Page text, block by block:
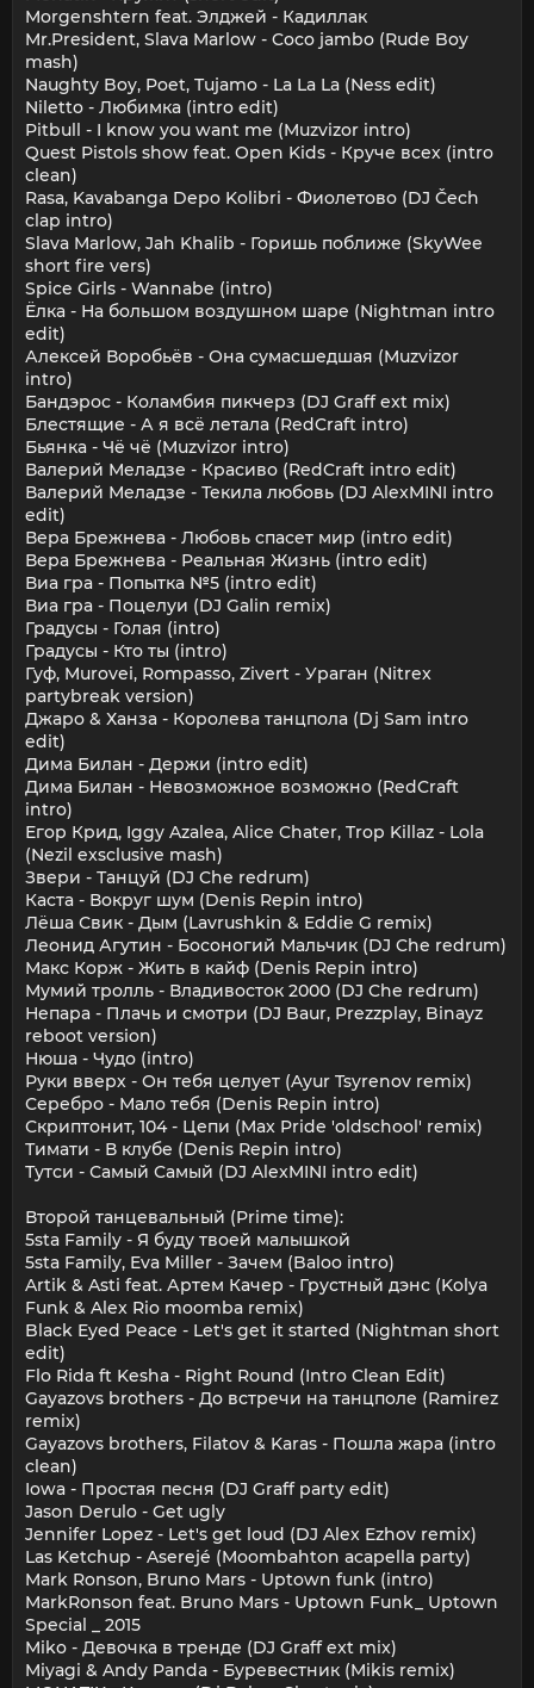
Morgenshtern feat. Элджей - Кадиллак
Mr.President, Slava Marlow - Coco jambo (Rude Boy
mash)
Naughty Boy, Poet, Tujamo - La La La (Ness edit)
Niletto - Любимка (intro edit)
Pitbull - I know you want me (Muzvizor intro)
Quest Pistols show feat. Open Kids - Круче всех (intro
clean)
Rasa, Kavabanga Depo Kolibri - Фиолетово (DJ Čech
clap intro)
Slava Marlow, Jah Khalib - Горишь поближе (SkyWee
short fire vers)
Spice Girls - Wannabe (intro)
Ёлка - На большом воздушном шаре (Nightman intro
edit)
Алексей Воробьёв - Она сумасшедшая (Muzvizor
intro)
Бандэрос - Коламбия пикчерз (DJ Graff ext mix)
Блестящие - А я всё летала (RedCraft intro)
Бьянка - Чё чё (Muzvizor intro)
Валерий Меладзе - Красиво (RedCraft intro edit)
Валерий Меладзе - Текила любовь (DJ AlexMINI intro
edit)
Вера Брежнева - Любовь спасет мир (intro edit)
Вера Брежнева - Реальная Жизнь (intro edit)
Виа гра - Попытка №5 (intro edit)
Виа гра - Поцелуи (DJ Galin remix)
Градусы - Голая (intro)
Градусы - Кто ты (intro)
Гуф, Murovei, Rompasso, Zivert - Ураган (Nitrex
partybreak version)
Джаро & Ханза - Королева танцпола (Dj Sam intro
edit)
Дима Билан - Держи (intro edit)
Дима Билан - Невозможное возможно (RedCraft
intro)
Егор Крид, Iggy Azalea, Alice Chater, Trop Killaz - Lola
(Nezil exsclusive mash)
Звери - Танцуй (DJ Che redrum)
Каста - Вокруг шум (Denis Repin intro)
Лёша Свик - Дым (Lavrushkin & Eddie G remix)
Леонид Агутин - Босоногий Мальчик (DJ Che redrum)
Макс Корж - Жить в кайф (Denis Repin intro)
Мумий тролль - Владивосток 2000 (DJ Che redrum)
Непара - Плачь и смотри (DJ Baur, Prezzplay, Binayz
reboot version)
Нюша - Чудо (intro)
Руки вверх - Он тебя целует (Ayur Tsyrenov remix)
Серебро - Мало тебя (Denis Repin intro)
Скриптонит, 104 - Цепи (Max Pride 'oldschool' remix)
Тимати - В клубе (Denis Repin intro)
Тутси - Самый Самый (DJ AlexMINI intro edit)
Второй танцевальный (Prime time):
5sta Family - Я буду твоей малышкой
5sta Family, Eva Miller - Зачем (Baloo intro)
Artik & Asti feat. Артем Качер - Грустный дэнс (Kolya
Funk & Alex Rio moomba remix)
Black Eyed Peace - Let's get it started (Nightman short
edit)
Flo Rida ft Kesha - Right Round (Intro Clean Edit)
Gayazovs brothers - До встречи на танцполе (Ramirez
remix)
Gayazovs brothers, Filatov & Karas - Пошла жара (intro
clean)
Iowa - Простая песня (DJ Graff party edit)
Jason Derulo - Get ugly
Jennifer Lopez - Let's get loud (DJ Alex Ezhov remix)
Las Ketchup - Aserejé (Moombahton acapella party)
Mark Ronson, Bruno Mars - Uptown funk (intro)
MarkRonson feat. Bruno Mars - Uptown Funk_ Uptown
Special _ 2015
Miko - Девочка в тренде (DJ Graff ext mix)
Miyagi & Andy Panda - Буревестник (Mikis remix)